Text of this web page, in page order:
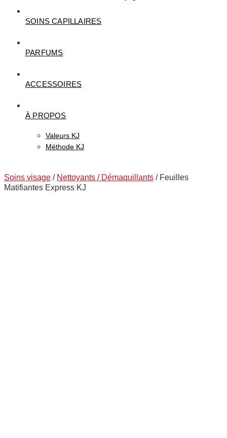
SOINS CAPILLAIRES
PARFUMS
ACCESSOIRES
À PROPOS
Valeurs KJ
Méthode KJ
Soins visage / Nettoyants / Démaquillants / Feuilles
Matifiantes Express KJ